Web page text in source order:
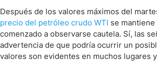
Después de los valores máximos del
precio del petróleo crudo WTI se
comenzado a observarse cautela. Sí, las
advertencia de que podría ocurrir un
valores son evidentes en muchos lugares